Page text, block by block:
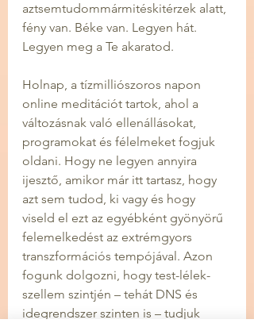
aztsemtudommármitéskitérzek alatt,
fény van. Béke van. Legyen hát.
Legyen meg a Te akaratod.
Holnap, a tízmilliószoros napon
online meditációt tartok, ahol a
változásnak való ellenállásokat,
programokat és félelmeket fogjuk
oldani. Hogy ne legyen annyira
ijesztő, amikor már itt tartasz, hogy
azt sem tudod, ki vagy és hogy
viseld el ezt az egyébként gyönyörű
felemelkedést az extrémgyors
transzformációs tempójával. Azon
fogunk dolgozni, hogy test-lélek-
szellem szintjén – tehát DNS és
idegrendszer szinten is – tudjuk